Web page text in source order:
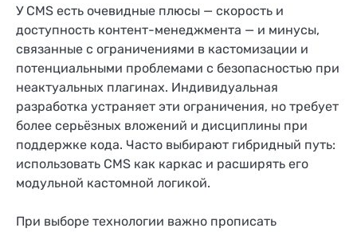
У CMS есть очевидные плюсы — скорость и
доступность контент-менеджмента — и минусы,
связанные с ограничениями в кастомизации и
потенциальными проблемами с безопасностью при
неактуальных плагинах. Индивидуальная
разработка устраняет эти ограничения, но требует
более серьёзных вложений и дисциплины при
поддержке кода. Часто выбирают гибридный путь:
использовать CMS как каркас и расширять его
модульной кастомной логикой.
При выборе технологии важно прописать